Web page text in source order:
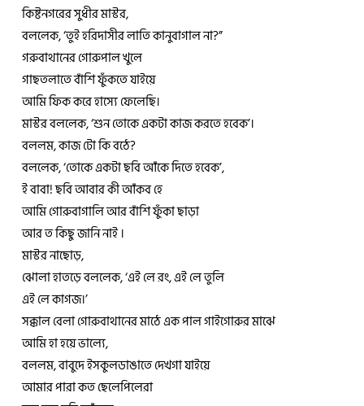
কিষ্টনগরের সুধীর মাস্টর,
বললেক, ‘তুই হরিদাসীর লাতি কানুবাগাল না?”
গরুবাথানের গোরুপাল খুলে
গাছতলাতে বাঁশি ফুঁকতে যাইয়ে
আমি ফিক করে হাস্যে ফেলেছি।
মাস্টর বললেক, ‘শুন তোকে একটা কাজ করতে হবেক’।
বললম, কাজ টো কি বঠে?
বললেক, ‘তোকে একটা ছবি আঁকে দিতে হবেক’,
ই বাবা! ছবি আবার কী আঁকব হে
আমি গােরুবাগালি আর বাঁশি ফুঁকা ছাড়া
আর ত কিছু জানি নাই ।
মাস্টর নাছোড়,
ঝোলা হাতড়ে বললেক, ‘এই লে রং, এই লে তুলি
এই লে কাগজ।’
সক্কাল বেলা গোরুবাথানের মাঠে এক পাল গাইগোরুর মাঝে
আমি হা হয়ে ভাল্যে,
বললম, বাবুদে ইসকুলডাঙাতে দেখগা যাইয়ে
আমার পারা কত ছেলেপিলেরা